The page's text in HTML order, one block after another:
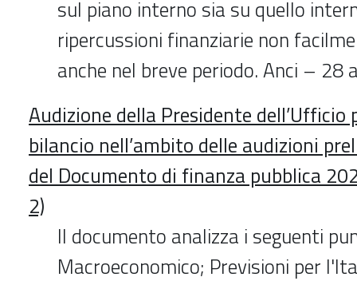
sul piano interno sia su quello
ripercussioni finanziarie non
anche nel breve periodo. Anci – 28
Audizione della Presidente
bilancio nell’ambito delle audizioni
del Documento di finanza pubblica
2)
Il documento analizza i seguenti
Macroeconomico; Previsioni per